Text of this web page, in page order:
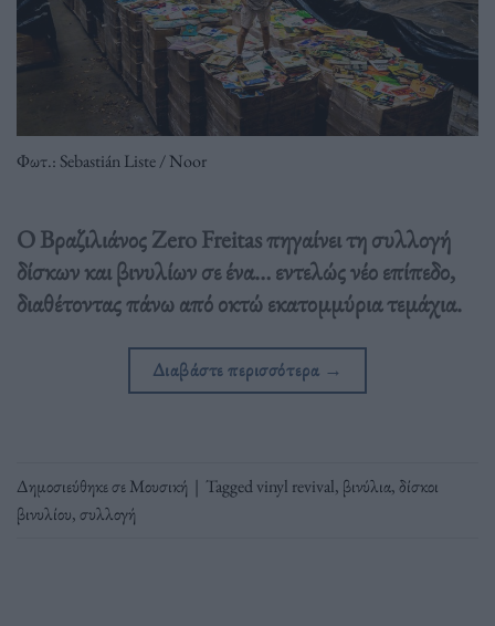
Φωτ.: Sebastián Liste / Noor
Ο Βραζιλιάνος Zero Freitas πηγαίνει τη συλλογή
δίσκων και βινυλίων σε ένα… εντελώς νέο επίπεδο,
διαθέτοντας πάνω από οκτώ εκατομμύρια τεμάχια.
Διαβάστε περισσότερα →
Δημοσιεύθηκε σεΜουσική | Taggedvinyl revival, βινύλια,δίσκοι
βινυλίου,συλλογή